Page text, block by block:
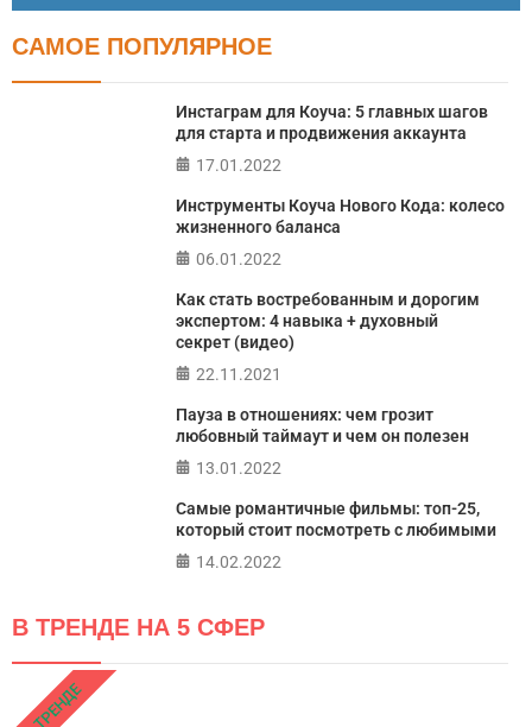
Тест: Как я контролирую свою жизнь?
Джулиана Роттера
САМОЕ ПОПУЛЯРНОЕ
Инстаграм для Коуча: 5 главных шагов
для старта и продвижения аккаунта
17.01.2022
Инструменты Коуча Нового Кода: колесо
жизненного баланса
06.01.2022
Как стать востребованным и дорогим
экспертом: 4 навыка + духовный
секрет (видео)
22.11.2021
Пауза в отношениях: чем грозит
любовный таймаут и чем он полезен
13.01.2022
Самые романтичные фильмы: топ-25,
который стоит посмотреть с любимыми
14.02.2022
В ТРЕНДЕ НА 5 СФЕР
В ТРЕНДЕ